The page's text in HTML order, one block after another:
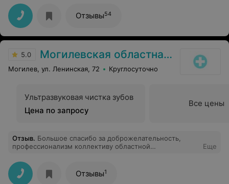
время УЗИ ничего не объясняли, после процедуры
выгнали из кабинета, результат принесли на листке,
где нет фамилии врача. После ухода опять звонили и
спрашивали приду ли я! Это ужасно! Не советую идти
в этот центр!
Отзывы54
5.0 Могилевская областная стоматологическая поликлиника
Могилев, ул. Ленинская, 72 Круглосуточно
Ультразвуковая чистка зубов
Цена по запросу
Все цены
Отзыв. Большое спасибо за доброжелательность,
профессионализм коллективу областной
с Ковалевской Аллой Васильевной, а также моим
лечащим врачам: врачу-стоматологу-терапевту
Прудниченко О.П. и врачу-стоматологу-ортопеду
Еще
Отзывы1